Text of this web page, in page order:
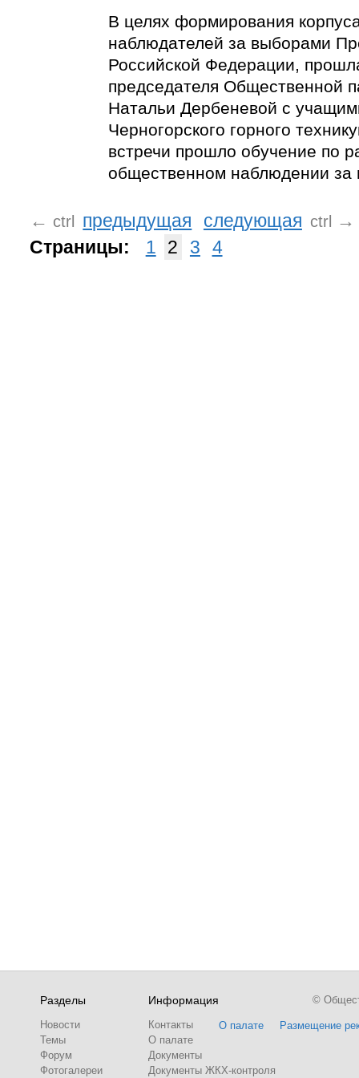
В целях формирования
наблюдателей за выборами
Российской Федерации,
председателя Общественной
Натальи Дербеневой с
Черногорского горного
встречи прошло обучение по
общественном наблюдении за
← ctrl предыдущая следующая ctrl
→
Страницы:
1 2 3 4
Разделы
Новости
Темы
Форум
Фотогалереи
Информация
Контакты
О палате
Документы
Документы ЖКХ-контроля
О палате Размещение
©